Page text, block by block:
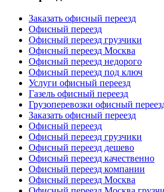
Заказать офисный переезд
Офисный переезд
Офисный переезд грузчики
Офисный переезд Москва
Офисный переезд недорого
Офисный переезд под ключ
Услуги офисный переезд
Газель офисный переезд
Грузоперевозки офисный
Заказать офисный переезд
Офисный переезд
Офисный переезд грузчики
Офисный переезд дешево
Офисный переезд качественно
Офисный переезд компании
Офисный переезд Москва